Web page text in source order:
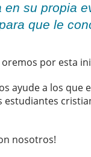
en su propia
que le
por esta
ayude a los que
estudiantes
nosotros!